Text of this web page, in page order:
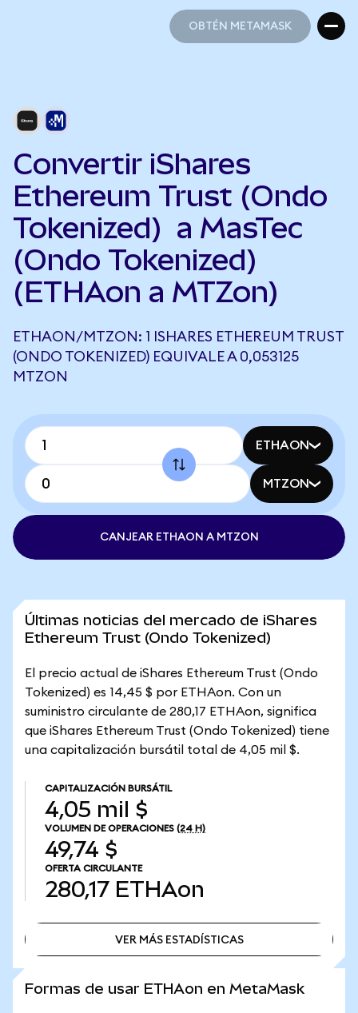
OBTÉN METAMASK
Convertir iShares
Ethereum Trust (Ondo
Tokenized) a MasTec
(Ondo Tokenized)
(ETHAon a MTZon)
ETHAON/MTZON: 1 ISHARES ETHEREUM TRUST
(ONDO TOKENIZED) EQUIVALE A 0,053125
MTZON
ETHAON
MTZON
CANJEAR ETHAON A MTZON
Últimas noticias del mercado de iShares
Ethereum Trust (Ondo Tokenized)
El precio actual de iShares Ethereum Trust (Ondo
Tokenized) es 14,45 $ por ETHAon. Con un
suministro circulante de 280,17 ETHAon, significa
que iShares Ethereum Trust (Ondo Tokenized) tiene
una capitalización bursátil total de 4,05 mil $.
CAPITALIZACIÓN BURSÁTIL
4,05 mil $
VOLUMEN DE OPERACIONES (24 H)
49,74 $
OFERTA CIRCULANTE
280,17 ETHAon
VER MÁS ESTADÍSTICAS
Formas de usar ETHAon en MetaMask